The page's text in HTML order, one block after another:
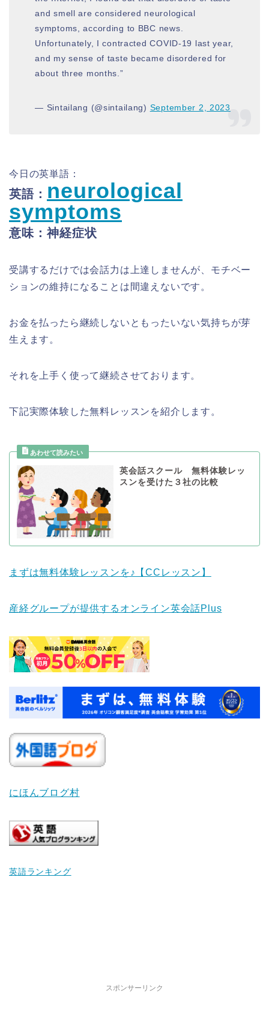
and smell are considered neurological
symptoms, according to BBC news.
Unfortunately, I contracted COVID-19 last year,
and my sense of taste became disordered for
about three months.”
— Sintailang (@sintailang) September 2, 2023
今日の英単語：
英語： neurological
symptoms
意味：神経症状
受講するだけでは会話力は上達しませんが、モチベー
ションの維持になることは間違えないです。
お金を払ったら継続しないともったいない気持ちが芽
生えます。
それを上手く使って継続させております。
下記実際体験した無料レッスンを紹介します。
英会話スクール 無料体験レッ
スンを受けた３社の比較
まずは無料体験レッスンを♪【CCレッスン】
産経グループが提供するオンライン英会話Plus
にほんブログ村
英語ランキング
スポンサーリンク